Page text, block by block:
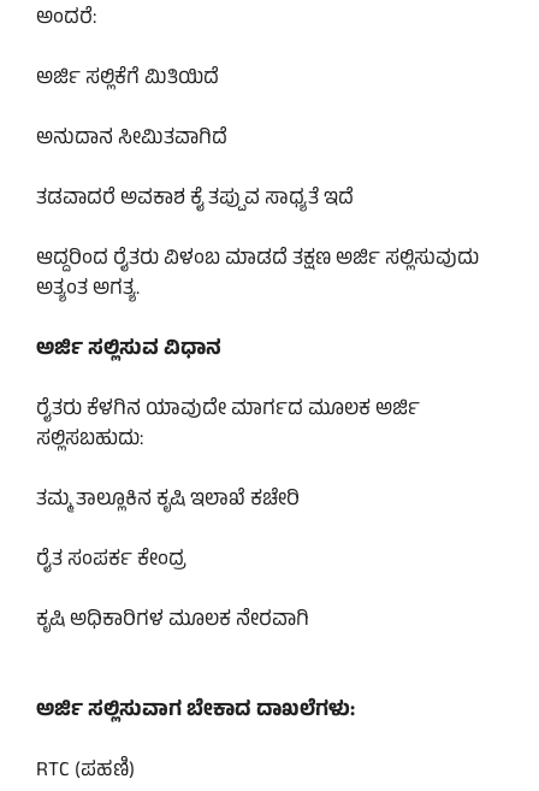
ಅಂದರೆ:
ಅರ್ಜಿ ಸಲ್ಲಿಕೆಗೆ ಮಿತಿಯಿದೆ
ಅನುದಾನ ಸೀಮಿತವಾಗಿದೆ
ತಡವಾದರೆ ಅವಕಾಶ ಕೈ ತಪ್ಪುವ ಸಾಧ್ಯತೆ ಇದೆ
ಆದ್ದರಿಂದ ರೈತರು ವಿಳಂಬ ಮಾಡದೆ ತಕ್ಷಣ ಅರ್ಜಿ ಸಲ್ಲಿಸುವುದು
ಅತ್ಯಂತ ಅಗತ್ಯ.
ಅರ್ಜಿ ಸಲ್ಲಿಸುವ ವಿಧಾನ
ರೈತರು ಕೆಳಗಿನ ಯಾವುದೇ ಮಾರ್ಗದ ಮೂಲಕ ಅರ್ಜಿ
ಸಲ್ಲಿಸಬಹುದು:
ತಮ್ಮ ತಾಲ್ಲೂಕಿನ ಕೃಷಿ ಇಲಾಖೆ ಕಚೇರಿ
ರೈತ ಸಂಪರ್ಕ ಕೇಂದ್ರ
ಕೃಷಿ ಅಧಿಕಾರಿಗಳ ಮೂಲಕ ನೇರವಾಗಿ
ಅರ್ಜಿ ಸಲ್ಲಿಸುವಾಗ ಬೇಕಾದ ದಾಖಲೆಗಳು:
RTC (ಪಹಣಿ)